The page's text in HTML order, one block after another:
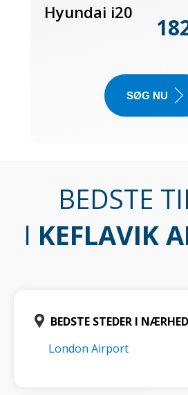
Hyundai i20
SØG NU
BEDSTE
I KEFLAVIK
BEDSTE STEDER I
London Airport